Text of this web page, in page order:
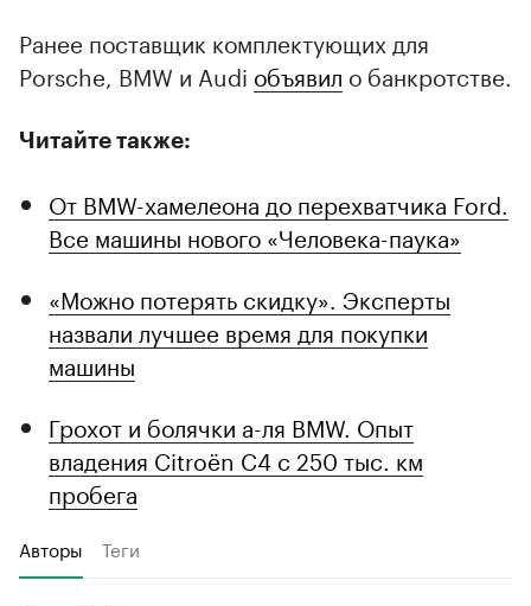
Ранее поставщик комплектующих для
Porsche, BMW и Audi объявил о банкротстве.
Читайте также:
От BMW-хамелеона до перехватчика Ford.
Все машины нового «Человека-паука»
«Можно потерять скидку». Эксперты
назвали лучшее время для покупки
машины
Грохот и болячки а-ля BMW. Опыт
владения Citroёn C4 с 250 тыс. км
пробега
Авторы Теги